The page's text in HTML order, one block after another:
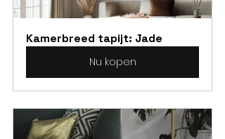
Kamerbreed tapijt: Jade
Nu kopen